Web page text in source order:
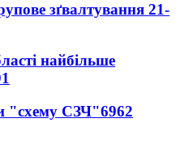
зґвалтування 21-
найбільше
"схему СЗЧ"6962